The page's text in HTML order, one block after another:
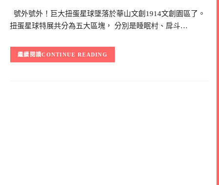
號外號外！巨大扭蛋星球墜落於華山文創1914文創園區了。
扭蛋星球特展共分為五大區塊， 分別是睡眠村、戽斗…
CONTINUE READING